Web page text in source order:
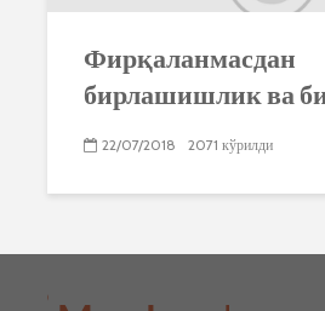
Фирқаланмасдан
бирлашишлик ва
22/07/2018 2071 кўрилди